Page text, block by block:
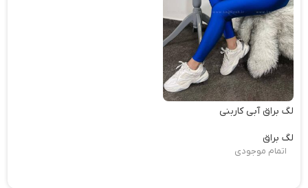
لگ براق آبی کاربنی
لگ براق
اتمام موجودی